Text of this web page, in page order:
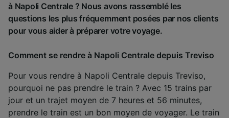
à Napoli Centrale ? Nous avons rassemblé les
questions les plus fréquemment posées par nos clients
pour vous aider à préparer votre voyage.
Comment se rendre à Napoli Centrale depuis Treviso
Pour vous rendre à Napoli Centrale depuis Treviso,
pourquoi ne pas prendre le train ? Avec 15 trains par
jour et un trajet moyen de 7 heures et 56 minutes,
prendre le train est un bon moyen de voyager. Le train